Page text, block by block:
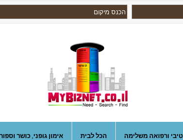
ורפואה משלימה הכל לבית אימון גופני, כושר